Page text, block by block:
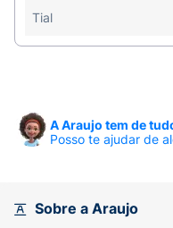
frescor e saúde em
Tial
A Araujo tem de
Posso te ajudar de
Sobre a Araujo